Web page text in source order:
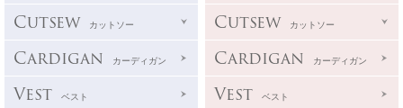
Cutsew カットソー
Cardigan カーディガン
Vest ベスト
Cutsew カットソー
Cardigan カーディガン
Vest ベスト